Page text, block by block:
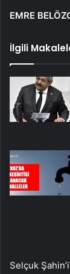
EMRE
İlgili
Selçuk